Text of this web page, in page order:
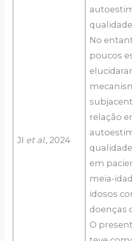
JI et al., 2024
No
poucos
relação
em
meia-
idosos
doenças
O